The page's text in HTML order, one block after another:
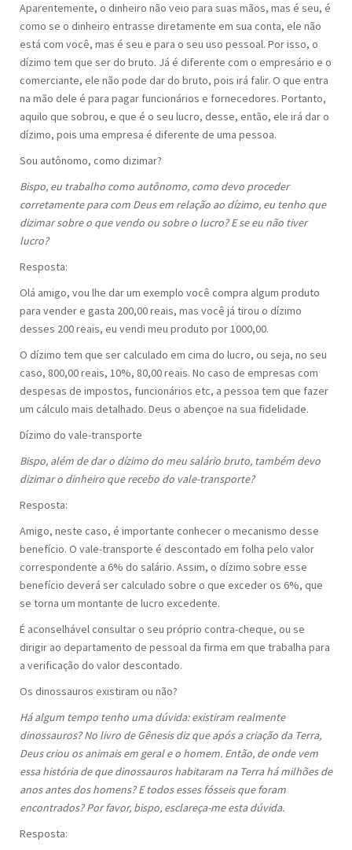
Aparentemente, o dinheiro não veio para suas mãos, mas é seu, é
como se o dinheiro entrasse diretamente em sua conta, ele não
está com você, mas é seu e para o seu uso pessoal. Por isso, o
dízimo tem que ser do bruto. Já é diferente com o empresário e o
comerciante, ele não pode dar do bruto, pois irá falir. O que entra
na mão dele é para pagar funcionários e fornecedores. Portanto,
aquilo que sobrou, e que é o seu lucro, desse, então, ele irá dar o
dízimo, pois uma empresa é diferente de uma pessoa.
Sou autônomo, como dizimar?
Bispo, eu trabalho como autônomo, como devo proceder
corretamente para com Deus em relação ao dízimo, eu tenho que
dizimar sobre o que vendo ou sobre o lucro? E se eu não tiver
lucro?
Resposta:
Olá amigo, vou lhe dar um exemplo você compra algum produto
para vender e gasta 200,00 reais, mas você já tirou o dízimo
desses 200 reais, eu vendi meu produto por 1000,00.
O dízimo tem que ser calculado em cima do lucro, ou seja, no seu
caso, 800,00 reais, 10%, 80,00 reais. No caso de empresas com
despesas de impostos, funcionários etc, a pessoa tem que fazer
um cálculo mais detalhado. Deus o abençoe na sua fidelidade.
Dízimo do vale-transporte
Bispo, além de dar o dízimo do meu salário bruto, também devo
dizimar o dinheiro que recebo do vale-transporte?
Resposta:
Amigo, neste caso, é importante conhecer o mecanismo desse
benefício. O vale-transporte é descontado em folha pelo valor
correspondente a 6% do salário. Assim, o dízimo sobre esse
benefício deverá ser calculado sobre o que exceder os 6%, que
se torna um montante de lucro excedente.
É aconselhável consultar o seu próprio contra-cheque, ou se
dirigir ao departamento de pessoal da firma em que trabalha para
a verificação do valor descontado.
Os dinossauros existiram ou não?
Há algum tempo tenho uma dúvida: existiram realmente
dinossauros? No livro de Gênesis diz que após a criação da Terra,
Deus criou os animais em geral e o homem. Então, de onde vem
essa história de que dinossauros habitaram na Terra há milhões de
anos antes dos homens? E todos esses fósseis que foram
encontrados? Por favor, bispo, esclareça-me esta dúvida.
Resposta: